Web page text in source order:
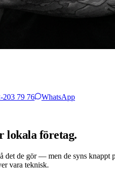
203 79 76
WhatsApp
lokala företag.
det de gör — men de syns knappt
vara teknisk.